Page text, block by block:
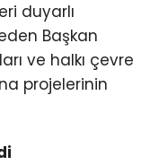
duyarlı
Başkan
ve halkı çevre
projelerinin